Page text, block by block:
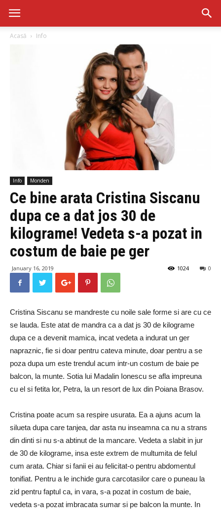
Acasă Info
Info Monden
Ce bine arata Cristina Siscanu
dupa ce a dat jos 30 de
kilograme! Vedeta s-a pozat in
costum de baie pe ger
January 16, 2019 0
1024
Cristina Siscanu se mandreste cu noile sale forme si are cu ce
se lauda. Este atat de mandra ca a dat js 30 de kilograme
dupa ce a devenit mamica, incat vedeta a indurat un ger
napraznic, fie si doar pentru cateva minute, doar pentru a se
poza dupa um este trendul acum intr-un costum de baie pe
balcon, la munte. Sotia lui Madalin Ionescu se afla impreuna
cu el si fetita lor, Petra, la un resort de lux din Poiana Brasov.
Cristina poate acum sa respire usurata. Ea a ajuns acum la
silueta dupa care tanjea, dar asta nu inseamna ca nu a strans
din dinti si nu s-a abtinut de la mancare. Vedeta a slabit in jur
de 30 de kilograme, insa este extrem de multumita de felul
cum arata. Chiar si fanii ei au felicitat-o pentru abdomentul
tonifiat. Pentru a le inchide gura carcotasilor care o puneau la
zid pentru faptul ca, in vara, s-a pozat in costum de baie,
vedeta s-a pozat imbracata sumar si pe balcon la munte. In